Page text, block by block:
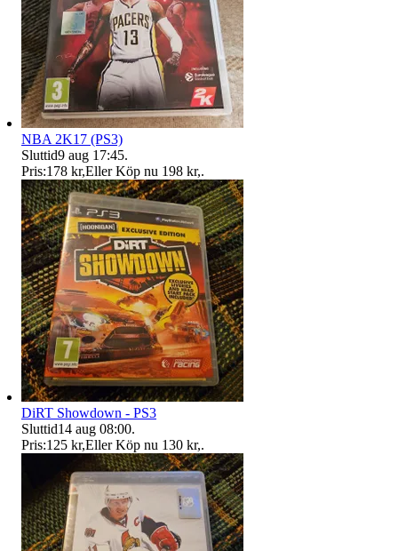
NBA 2K17 (PS3)
Sluttid9 aug 17:45.
Pris:178 kr,Eller Köp nu 198 kr,.
DiRT Showdown - PS3
Sluttid14 aug 08:00.
Pris:125 kr,Eller Köp nu 130 kr,.